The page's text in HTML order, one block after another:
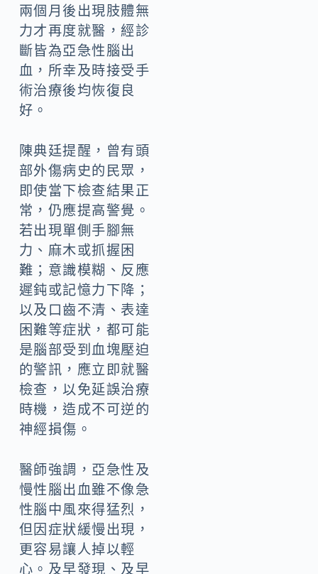
兩個月後出現肢體無
力才再度就醫，經診
斷皆為亞急性腦出
血，所幸及時接受手
術治療後均恢復良
好。
陳典廷提醒，曾有頭
部外傷病史的民眾，
即使當下檢查結果正
常，仍應提高警覺。
若出現單側手腳無
力、麻木或抓握困
難；意識模糊、反應
遲鈍或記憶力下降；
以及口齒不清、表達
困難等症狀，都可能
是腦部受到血塊壓迫
的警訊，應立即就醫
檢查，以免延誤治療
時機，造成不可逆的
神經損傷。
醫師強調，亞急性及
慢性腦出血雖不像急
性腦中風來得猛烈，
但因症狀緩慢出現，
更容易讓人掉以輕
心。及早發現、及早